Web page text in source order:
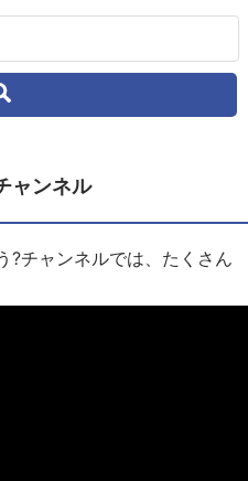
ャンネル
?チャンネルでは、たくさん